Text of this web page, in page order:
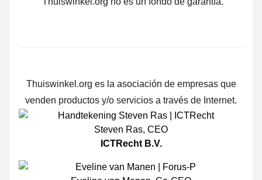
Thuiswinkel.org es la asociación de empresas que
venden productos y/o servicios a través de Internet.
Steven Ras, CEO
ICTRecht B.V.